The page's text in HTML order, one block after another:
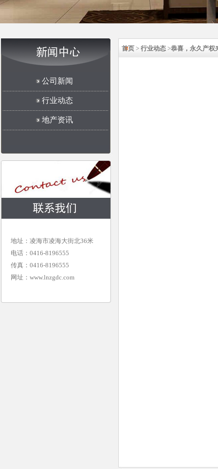
公司新闻
行业动态
地产资讯
地址：凌海市凌海大街北36米
电话：0416-8196555
传真：0416-8196555
网址： www.lnzgdc.com
首页 > 行业动态 >恭喜，永久产权